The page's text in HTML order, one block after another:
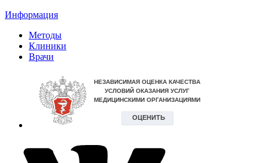
Информация
Методы
Клиники
Врачи